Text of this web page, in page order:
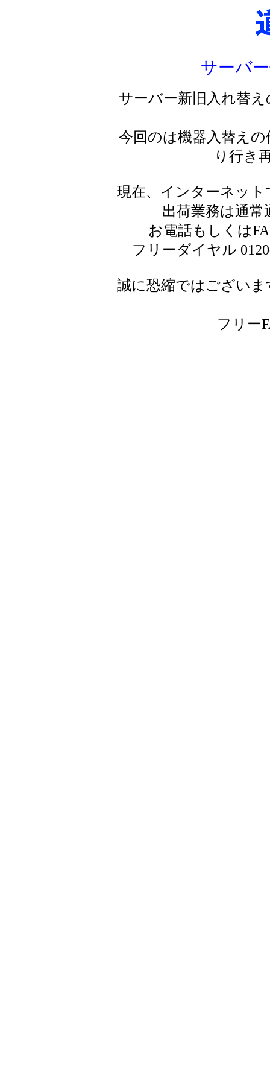
サーバ
サーバー新旧入れ替
今回のは機器入替え
り行き
現在、インターネッ
出荷業務は通
お電話もしくは
フリーダイヤル
誠に恐縮ではござい
フリー